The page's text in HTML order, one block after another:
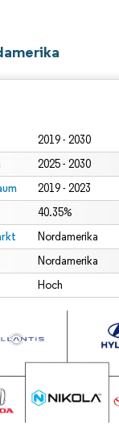
2019 - 2030
2025 - 2030
2019 - 2023
40.35%
Nordamerika
Nordamerika
Hoch